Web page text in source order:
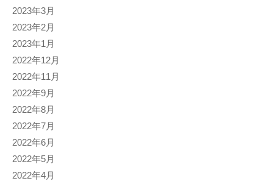
2023年3月
2023年2月
2023年1月
2022年12月
2022年11月
2022年9月
2022年8月
2022年7月
2022年6月
2022年5月
2022年4月